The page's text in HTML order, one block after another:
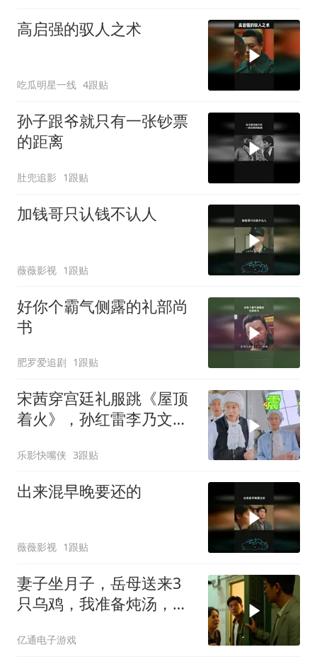
高启强的驭人之术
吃瓜明星一线 4跟贴
孙子跟爷就只有一张钞票
的距离
肚兜追影 1跟贴
加钱哥只认钱不认人
薇薇影视 1跟贴
好你个霸气侧露的礼部尚
书
肥罗爱追剧 1跟贴
宋茜穿宫廷礼服跳《屋顶
着火》，孙红雷李乃文当
情包全网疯传！
乐影快嘴侠 3跟贴
出来混早晚要还的
薇薇影视 1跟贴
妻子坐月子，岳母送来3
只乌鸡，我准备炖汤，妻
亿通电子游戏